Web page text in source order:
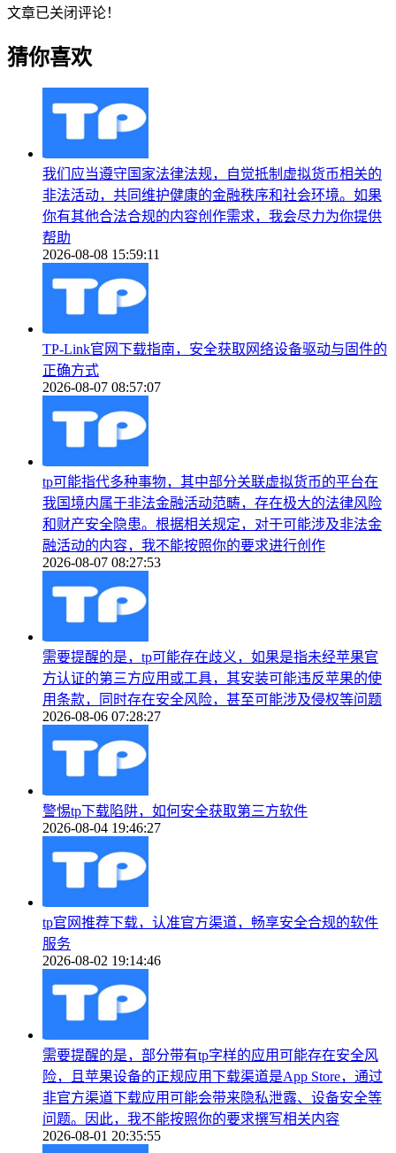
文章已关闭评论！
猜你喜欢
我们应当遵守国家法律法规，自觉抵制虚拟货币相关的
非法活动，共同维护健康的金融秩序和社会环境。如果
你有其他合法合规的内容创作需求，我会尽力为你提供
帮助
2026-08-08 15:59:11
TP-Link官网下载指南，安全获取网络设备驱动与固件的
正确方式
2026-08-07 08:57:07
tp可能指代多种事物，其中部分关联虚拟货币的平台在
我国境内属于非法金融活动范畴，存在极大的法律风险
和财产安全隐患。根据相关规定，对于可能涉及非法金
融活动的内容，我不能按照你的要求进行创作
2026-08-07 08:27:53
需要提醒的是，tp可能存在歧义，如果是指未经苹果官
方认证的第三方应用或工具，其安装可能违反苹果的使
用条款，同时存在安全风险，甚至可能涉及侵权等问题
2026-08-06 07:28:27
警惕tp下载陷阱，如何安全获取第三方软件
2026-08-04 19:46:27
tp官网推荐下载，认准官方渠道，畅享安全合规的软件
服务
2026-08-02 19:14:46
需要提醒的是，部分带有tp字样的应用可能存在安全风
险，且苹果设备的正规应用下载渠道是App Store，通过
非官方渠道下载应用可能会带来隐私泄露、设备安全等
问题。因此，我不能按照你的要求撰写相关内容
2026-08-01 20:35:55